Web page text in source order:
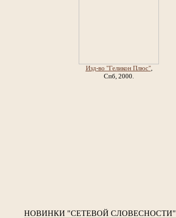
Изд-во "Геликон Плюс",
Спб, 2000.
НОВИНКИ "СЕТЕВОЙ СЛОВЕСНОСТИ"